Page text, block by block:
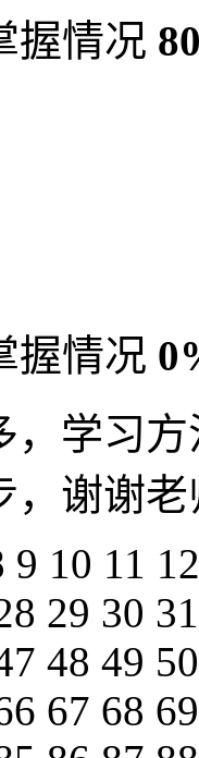
握情况
握情况
，学习
，谢谢老
9 10 11
29 30
48 49
67 68